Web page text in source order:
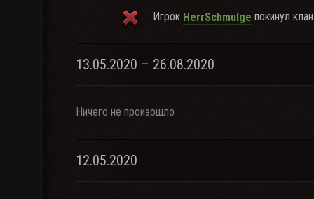
Игрок HerrSchmulge покинул
13.05.2020 – 26.08.2020
Ничего не произошло
12.05.2020